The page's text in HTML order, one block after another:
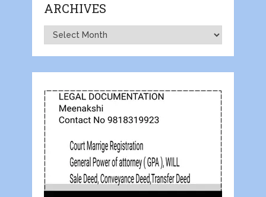
ARCHIVES
Archives